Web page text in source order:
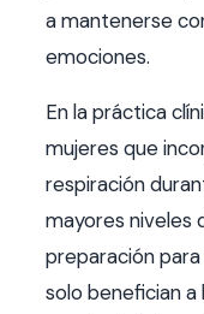
a mantenerse
emociones.
En la práctica
mujeres que
respiración
mayores niveles
preparación
solo benefician